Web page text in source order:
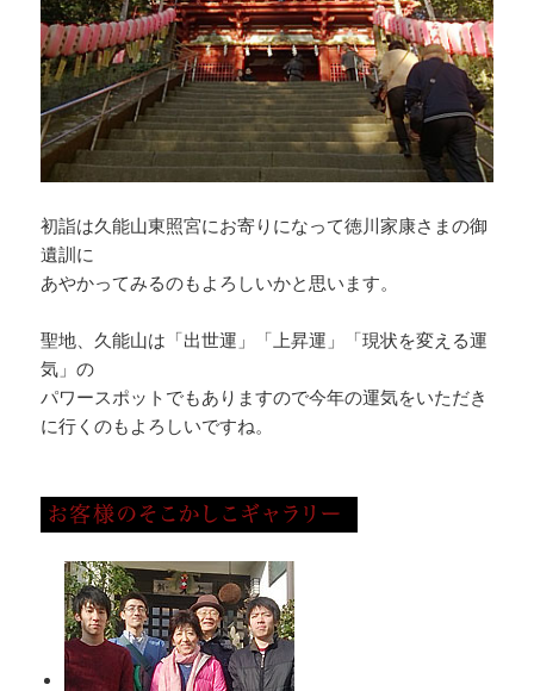
初詣は久能山東照宮にお寄りになって徳川家康さまの御
遺訓に
あやかってみるのもよろしいかと思います。
聖地、久能山は「出世運」「上昇運」「現状を変える運
気」の
パワースポットでもありますので今年の運気をいただき
に行くのもよろしいですね。